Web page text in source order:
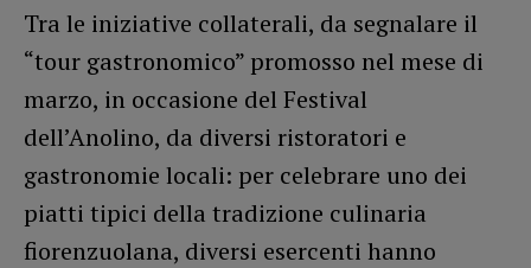
Tra le iniziative collaterali, da segnalare il
“tour gastronomico” promosso nel mese di
marzo, in occasione del Festival
dell’Anolino, da diversi ristoratori e
gastronomie locali: per celebrare uno dei
piatti tipici della tradizione culinaria
fiorenzuolana, diversi esercenti hanno